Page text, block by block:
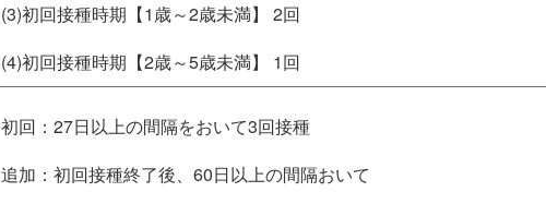
(3)初回接種時期【1歳～2歳未満】 2回
(4)初回接種時期【2歳～5歳未満】 1回
初回：27日以上の間隔をおいて3回接種
追加：初回接種終了後、60日以上の間隔おいて